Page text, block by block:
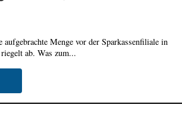
Menge vor der Sparkassenfiliale in
ab. Was zum...